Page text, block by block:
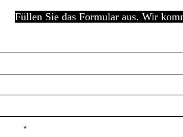
Füllen Sie das Formular aus. Wir